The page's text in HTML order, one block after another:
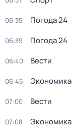
06:35 Погода 24
06:39 Погода 24
06:40 Вести
06:45 Экономика
07:00 Вести
07:08 Экономика